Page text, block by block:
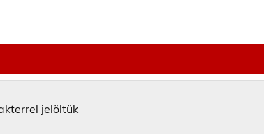
jelöltük